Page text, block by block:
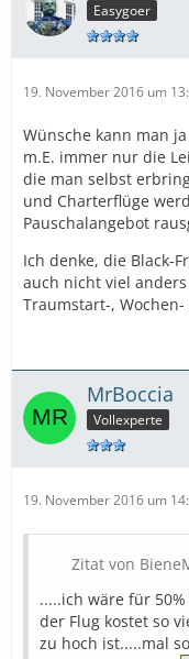
Easygoer
19. November 2016 um
Wünsche kann man
m.E. immer nur die
die man selbst
und Charterflüge
Pauschalangebot
Ich denke, die Black-
auch nicht viel anders
Traumstart-,
MrBoccia
Vollexperte
19. November 2016 um
Zitat von
.....ich wäre für
der Flug kostet so
zu hoch ist.....mal